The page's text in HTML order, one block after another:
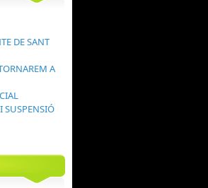
DE SANT
A
SUSPENSIÓ